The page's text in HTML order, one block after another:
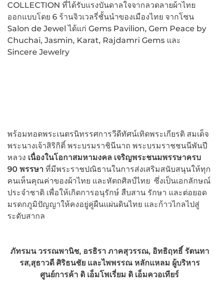
COLLECTION ที่ได้รับแรงบันดาลใจจากลวดลายผ้าไทย
ออกแบบโดย 6 ร้านจิวเวลรี่ชั้นนำของเมืองไทย จากโซน
Salon de Jewel ได้แก่ Gems Pavilion, Gem Peace by
Chuchai, Jasmin, Karat, Rajdamri Gems และ
Sincere Jewelry
พร้อมทอดพระเนตรนิทรรศการวีดีทัศน์เทิดพระเกียรติ สมเด็จ
พระนางเจ้าสิริกิติ์ พระบรมราชินีนาถ พระบรมราชชนนีพันปี
หลวง เนื่องในโอกาสมหามงคล เจริญพระชนมพรรษาครบ
90 พรรษา ที่มีพระราชปณิธานในการส่งเสริมสนับสนุนให้ทุก
คนเห็นคุณค่าของผ้าไทย และหัตถศิลป์ไทย ซึ่งเป็นเอกลักษณ์
ประจำชาติ เพื่อให้เกิดการอนุรักษ์ สืบสาน รักษา และต่อยอด
มรดกภูมิปัญญาให้คงอยู่คู่ผืนแผ่นดินไทย และก้าวไกลไปสู่
ระดับสากล
ภัทรมน วรรณพานิช, อรธิรา ภาคสุวรรณ, อิทธิฤทธิ์ รัตนทา
รส,สุธาวดี ศิริธนชัย และไพพรรณ หลักแหลม ผู้บริหาร
ศูนย์การค้า ดิ เอ็มโพเรี่ยม ดิ เอ็มควอเทียร์